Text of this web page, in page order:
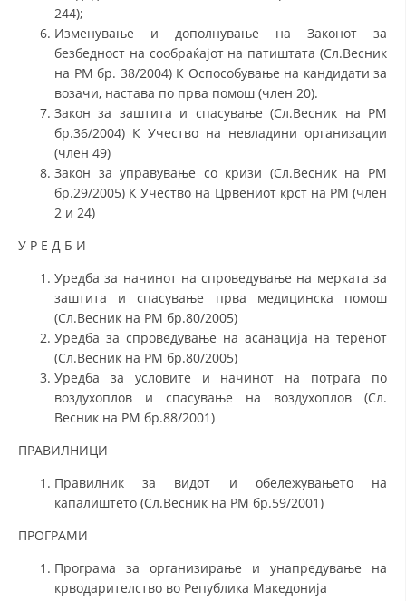
244);
Изменување и дополнување на Законот за
безбедност на сообраќајот на патиштата (Сл.Весник
на РМ бр. 38/2004) К Оспособување на кандидати за
возачи, настава по прва помош (член 20).
Закон за заштита и спасување (Сл.Весник на РМ
бр.36/2004) К Учество на невладини организации
(член 49)
Закон за управување со кризи (Сл.Весник на РМ
бр.29/2005) К Учество на Црвениот крст на РМ (член
2 и 24)
У Р Е Д Б И
Уредба за начинот на спроведување на мерката за
заштита и спасување прва медицинска помош
(Сл.Весник на РМ бр.80/2005)
Уредба за спроведување на асанација на теренот
(Сл.Весник на РМ бр.80/2005)
Уредба за условите и начинот на потрага по
воздухоплов и спасување на воздухоплов (Сл.
Весник на РМ бр.88/2001)
ПРАВИЛНИЦИ
Правилник за видот и обележувањето на
капалиштето (Сл.Весник на РМ бр.59/2001)
ПРОГРАМИ
Програма за организирање и унапредување на
крводарителство во Република Македонија